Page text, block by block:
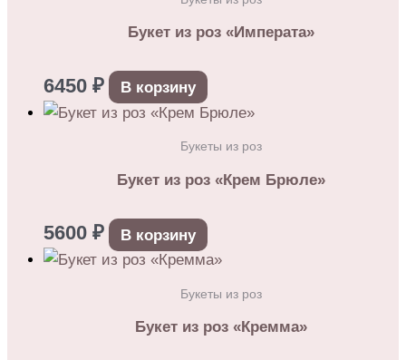
Букет из роз «Императа»
6450 ₽ В корзину
Букеты из роз
Букет из роз «Крем Брюле»
5600 ₽ В корзину
Букеты из роз
Букет из роз «Кремма»